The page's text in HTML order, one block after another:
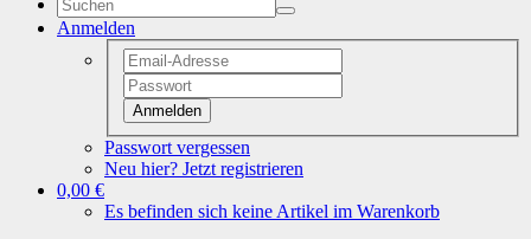
Anmelden
Anmelden
Passwort vergessen
Neu hier? Jetzt registrieren
0,00 €
Es befinden sich keine Artikel im Warenkorb